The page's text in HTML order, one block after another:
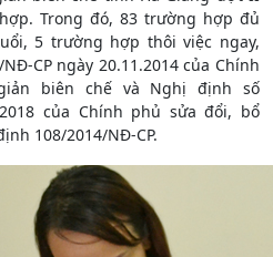
Trong đó, 83 trường hợp đủ
5 trường hợp thôi việc ngay,
CP ngày 20.11.2014 của Chính
biên chế và Nghị định số
của Chính phủ sửa đổi, bổ
108/2014/NĐ-CP.